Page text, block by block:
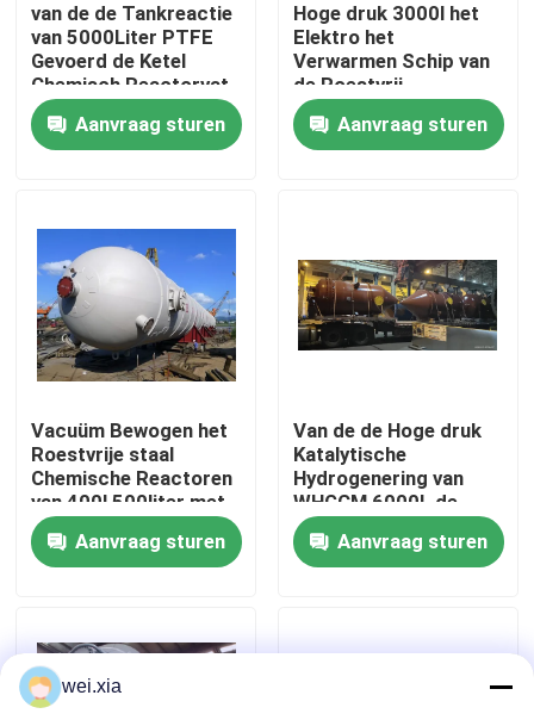
Thuis
Producten
Over ons
Fabriekstocht
Neem contact met ons op
Nieuws
AAC-Autoclaaf
van de de Tankreactie
van 5000Liter PTFE
Gevoerd de Ketel
Chemisch Reactorvat
Aanvraag sturen
Hoge druk 3000l het
Elektro het
Verwarmen Schip van
de Roestvrij
staalreactie
Aanvraag sturen
Vacuüm Bewogen het
Roestvrije staal
Chemische Reactoren
van 400l 500liter met
Verwarmer
Aanvraag sturen
Van de de Hoge druk
Katalytische
Hydrogenering van
WHGCM 6000L de
Reactor Grote
CapaciteitAanvraag sturen
wei.xia